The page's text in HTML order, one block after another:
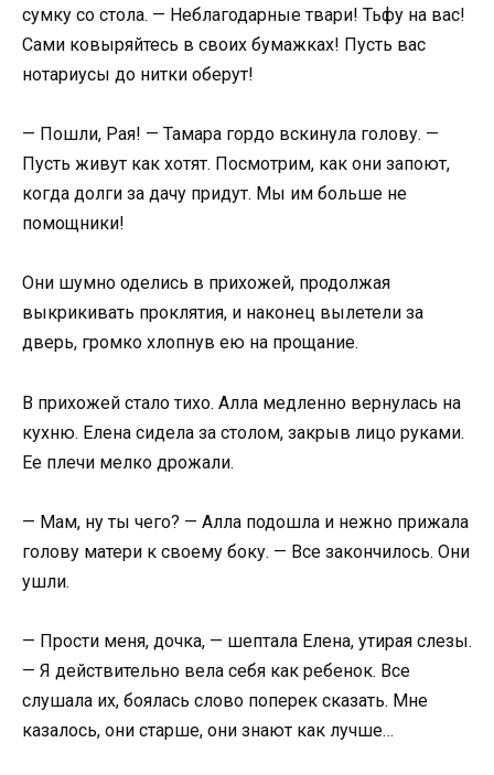
сумку со стола. — Неблагодарные твари! Тьфу на вас!
Сами ковыряйтесь в своих бумажках! Пусть вас
нотариусы до нитки оберут!
— Пошли, Рая! — Тамара гордо вскинула голову. —
Пусть живут как хотят. Посмотрим, как они запоют,
когда долги за дачу придут. Мы им больше не
помощники!
Они шумно оделись в прихожей, продолжая
выкрикивать проклятия, и наконец вылетели за
дверь, громко хлопнув ею на прощание.
В прихожей стало тихо. Алла медленно вернулась на
кухню. Елена сидела за столом, закрыв лицо руками.
Ее плечи мелко дрожали.
— Мам, ну ты чего? — Алла подошла и нежно прижала
голову матери к своему боку. — Все закончилось. Они
ушли.
— Прости меня, дочка, — шептала Елена, утирая слезы.
— Я действительно вела себя как ребенок. Все
слушала их, боялась слово поперек сказать. Мне
казалось, они старше, они знают как лучше…